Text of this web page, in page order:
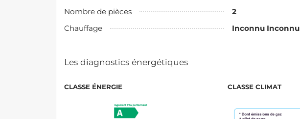
Nombre de pièces
2
Chauffage
Inconnu Inconnu
Les diagnostics énergétiques
CLASSE ÉNERGIE CLASSE CLIMAT